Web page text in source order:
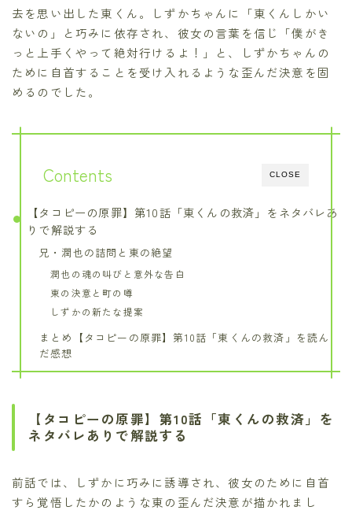
去を思い出した東くん。しずかちゃんに「東くんしかい
ないの」と巧みに依存され、彼女の言葉を信じ「僕がき
っと上手くやって絶対行けるよ！」と、しずかちゃんの
ために自首することを受け入れるような歪んだ決意を固
めるのでした。
CLOSE
Contents
【タコピーの原罪】第10話「東くんの救済」をネタバレあ
りで解説する
兄・潤也の詰問と東の絶望
潤也の魂の叫びと意外な告白
東の決意と町の噂
しずかの新たな提案
まとめ【タコピーの原罪】第10話「東くんの救済」を読ん
だ感想
【タコピーの原罪】第10話「東くんの救済」を
ネタバレありで解説する
前話では、しずかに巧みに誘導され、彼女のために自首
すら覚悟したかのような東の歪んだ決意が描かれまし